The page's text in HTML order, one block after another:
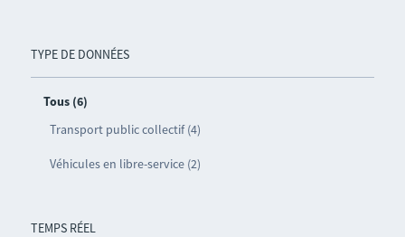
TYPE DE DONNÉES
Tous (6)
Transport public collectif (4)
Véhicules en libre-service (2)
TEMPS RÉEL